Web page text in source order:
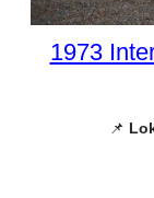
1973
📌